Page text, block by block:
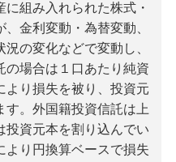
組み入れられた株式・
金利変動・為替変動、
の変化などで変動し、
の場合は１口あたり純資
より損失を被り、投資元
す。外国籍投資信託は上
投資元本を割り込んでい
より円換算ベースで損失